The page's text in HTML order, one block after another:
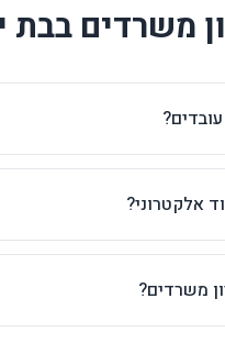
משרדים בבת
אלקטרוני?
משרדים?